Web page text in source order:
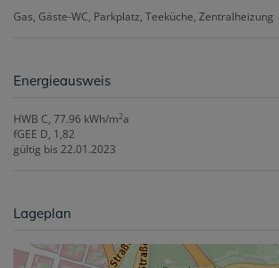
Gas Gäste-WC Parkplatz Teeküche Zentralheizung
Energieausweis
HWB C, 77.96 kWh/m2a
fGEE D, 1,82
gültig bis 22.01.2023
Lageplan